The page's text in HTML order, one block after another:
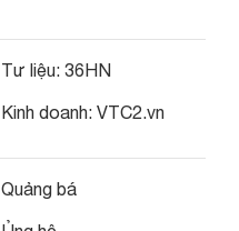
Tư liệu: 36HN
Kinh doanh: VTC2.vn
Quảng bá